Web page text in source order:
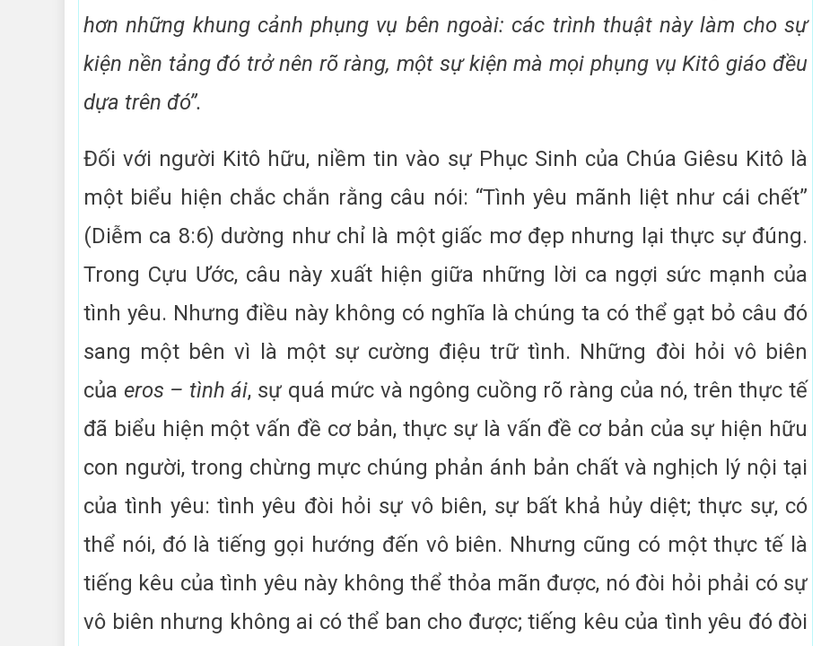
hơn những khung cảnh phụng vụ bên ngoài: các trình thuật này làm cho sự
kiện nền tảng đó trở nên rõ ràng, một sự kiện mà mọi phụng vụ Kitô giáo đều
dựa trên đó”.
Đối với người Kitô hữu, niềm tin vào sự Phục Sinh của Chúa Giêsu Kitô là
một biểu hiện chắc chắn rằng câu nói: “Tình yêu mãnh liệt như cái chết”
(Diễm ca 8:6) dường như chỉ là một giấc mơ đẹp nhưng lại thực sự đúng.
Trong Cựu Ước, câu này xuất hiện giữa những lời ca ngợi sức mạnh của
tình yêu. Nhưng điều này không có nghĩa là chúng ta có thể gạt bỏ câu đó
sang một bên vì là một sự cường điệu trữ tình. Những đòi hỏi vô biên
của eros – tình ái, sự quá mức và ngông cuồng rõ ràng của nó, trên thực tế
đã biểu hiện một vấn đề cơ bản, thực sự là vấn đề cơ bản của sự hiện hữu
con người, trong chừng mực chúng phản ánh bản chất và nghịch lý nội tại
của tình yêu: tình yêu đòi hỏi sự vô biên, sự bất khả hủy diệt; thực sự, có
thể nói, đó là tiếng gọi hướng đến vô biên. Nhưng cũng có một thực tế là
tiếng kêu của tình yêu này không thể thỏa mãn được, nó đòi hỏi phải có sự
vô biên nhưng không ai có thể ban cho được; tiếng kêu của tình yêu đó đòi